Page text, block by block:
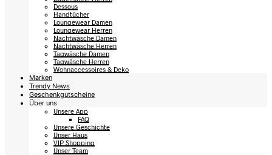
Dessous
Handtücher
Loungewear Damen
Loungewear Herren
Nachtwäsche Damen
Nachtwäsche Herren
Tagwäsche Damen
Tagwäsche Herren
Wohnaccessoires & Deko
Marken
Trendy News
Geschenkgutscheine
Über uns
Unsere App
FAQ
Unsere Geschichte
Unser Haus
VIP Shopping
Unser Team